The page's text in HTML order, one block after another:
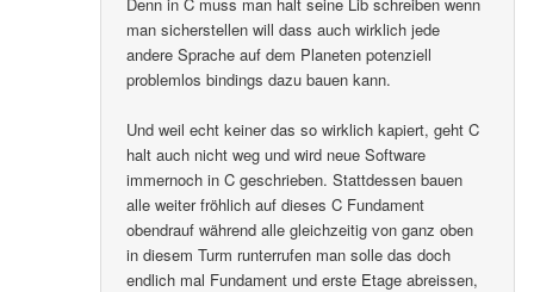
man sicherstellen will dass auch wirklich jede
andere Sprache auf dem Planeten potenziell
problemlos bindings dazu bauen kann.
Und weil echt keiner das so wirklich kapiert, geht C
halt auch nicht weg und wird neue Software
immernoch in C geschrieben. Stattdessen bauen
alle weiter fröhlich auf dieses C Fundament
obendrauf während alle gleichzeitig von ganz oben
in diesem Turm runterrufen man solle das doch
endlich mal Fundament und erste Etage abreissen,